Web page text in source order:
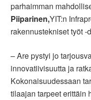
parhaimman
Piiparinen,YIT:n
rakennustekniset työt
– Are pystyi jo
innovatiivisuutta ja
Kokonaisuudessaan
tilaajan tarpeet erittäin